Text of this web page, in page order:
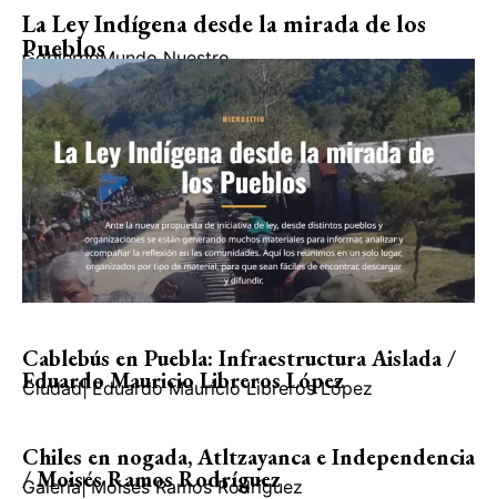
La Ley Indígena desde la mirada de los
Pueblos
GobiernoMundo Nuestro
Cablebús en Puebla: Infraestructura Aislada /
Eduardo Mauricio Libreros López
Ciudad| Eduardo Mauricio Libreros López
Chiles en nogada, Atltzayanca e Independencia
/ Moisés Ramos Rodríguez
Galería| Moisés Ramos Rodríguez